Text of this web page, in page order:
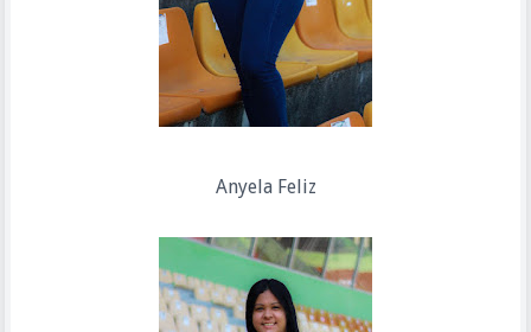
Anyela Feliz